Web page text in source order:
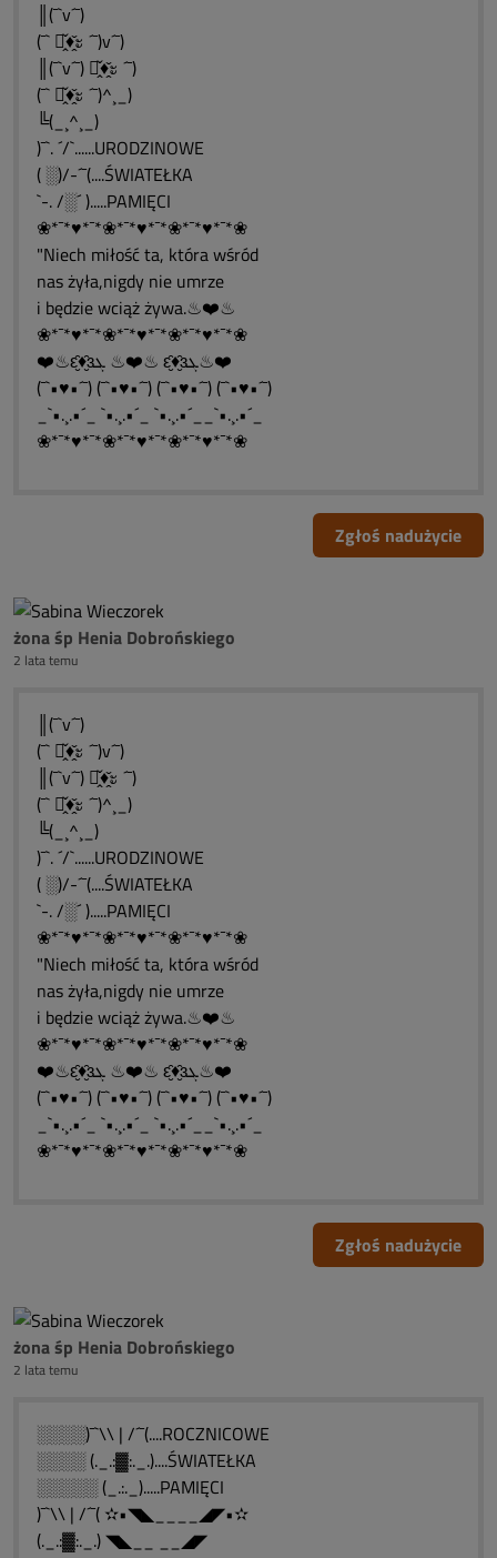
║(¯`v´¯)
(¯` ะ̭̌♦̭̌ะ ´¯)v´¯)
║(¯`v´¯) ะ̭̌♦̭̌ะ ´¯)
(¯` ะ̭̌♦̭̌ะ ´¯)^¸_)
╚(_¸^¸_)
)¯`. ´/`......URODZINOWE
( ░)/-´¯(....ŚWIATEŁKA
`-. /░´ ).....PAMIĘCI
❀*¯*♥*¯*❀*¯*♥*¯*❀*¯*♥*¯*❀
"Niech miłość ta, która wśród
nas żyła,nigdy nie umrze
i będzie wciąż żywa.♨❤️♨
❀*¯*♥*¯*❀*¯*♥*¯*❀*¯*♥*¯*❀
❤️♨ԑ̮̑♦̮̑ɜܓ ♨❤️♨ ԑ̮̑♦̮̑ɜܓ♨❤️
(¯`•♥•´¯) (¯`•♥•´¯) (¯`•♥•´¯) (¯`•♥•´¯)
_`•.¸.•´_ `•.¸.•´_ `•.¸.•´__`•.¸.•´_
❀*¯*♥*¯*❀*¯*♥*¯*❀*¯*♥*¯*❀
Zgłoś nadużycie
żona śp Henia Dobrońskiego
2 lata temu
║(¯`v´¯)
(¯` ะ̭̌♦̭̌ะ ´¯)v´¯)
║(¯`v´¯) ะ̭̌♦̭̌ะ ´¯)
(¯` ะ̭̌♦̭̌ะ ´¯)^¸_)
╚(_¸^¸_)
)¯`. ´/`......URODZINOWE
( ░)/-´¯(....ŚWIATEŁKA
`-. /░´ ).....PAMIĘCI
❀*¯*♥*¯*❀*¯*♥*¯*❀*¯*♥*¯*❀
"Niech miłość ta, która wśród
nas żyła,nigdy nie umrze
i będzie wciąż żywa.♨❤️♨
❀*¯*♥*¯*❀*¯*♥*¯*❀*¯*♥*¯*❀
❤️♨ԑ̮̑♦̮̑ɜܓ ♨❤️♨ ԑ̮̑♦̮̑ɜܓ♨❤️
(¯`•♥•´¯) (¯`•♥•´¯) (¯`•♥•´¯) (¯`•♥•´¯)
_`•.¸.•´_ `•.¸.•´_ `•.¸.•´__`•.¸.•´_
❀*¯*♥*¯*❀*¯*♥*¯*❀*¯*♥*¯*❀
Zgłoś nadużycie
żona śp Henia Dobrońskiego
2 lata temu
░░░░)¯`\\ | /´¯(....ROCZNICOWE
░░░░ (._.:▓:._.)....ŚWIATEŁKA
░░░░░ (_.:._).....PAMIĘCI
)¯`\\ | /´¯( ✫•◥◣____◢◤•✫
(._.:▓:._.) ◥◣__ __◢◤